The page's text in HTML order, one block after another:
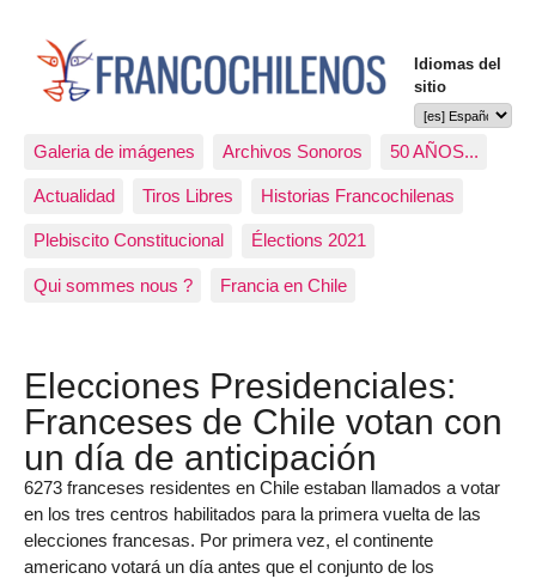
Idiomas del
sitio
Galeria de imágenes Archivos Sonoros 50 AÑOS...
Actualidad Tiros Libres Historias Francochilenas
Plebiscito Constitucional Élections 2021
Qui sommes nous ? Francia en Chile
Elecciones Presidenciales:
Franceses de Chile votan con
un día de anticipación
6273 franceses residentes en Chile estaban llamados a votar
en los tres centros habilitados para la primera vuelta de las
elecciones francesas. Por primera vez, el continente
americano votará un día antes que el conjunto de los